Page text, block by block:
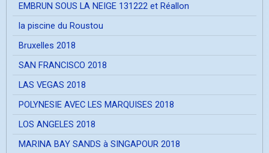
EMBRUN SOUS LA NEIGE 131222 et Réallon
la piscine du Roustou
Bruxelles 2018
SAN FRANCISCO 2018
LAS VEGAS 2018
POLYNESIE AVEC LES MARQUISES 2018
LOS ANGELES 2018
MARINA BAY SANDS à SINGAPOUR 2018